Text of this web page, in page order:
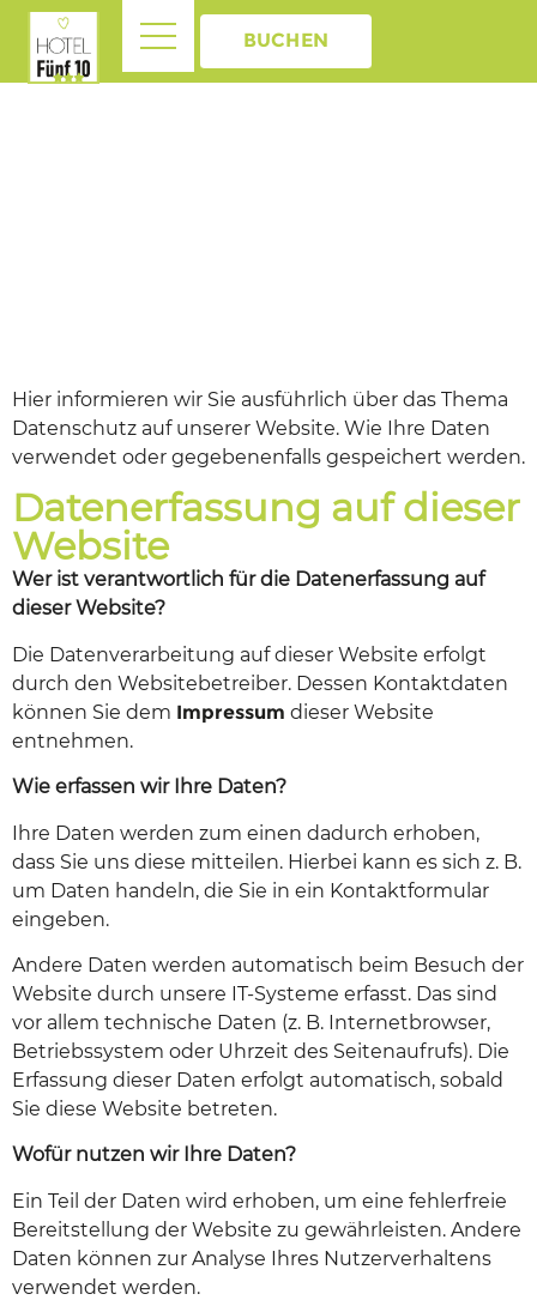
BUCHEN
Hier informieren wir Sie ausführlich über das Thema
Datenschutz auf unserer Website. Wie Ihre Daten
verwendet oder gegebenenfalls gespeichert werden.
Datenerfassung auf dieser
Website
Wer ist verantwortlich für die Datenerfassung auf
dieser Website?
Die Datenverarbeitung auf dieser Website erfolgt
durch den Websitebetreiber. Dessen Kontaktdaten
können Sie dem Impressum dieser Website
entnehmen.
Wie erfassen wir Ihre Daten?
Ihre Daten werden zum einen dadurch erhoben,
dass Sie uns diese mitteilen. Hierbei kann es sich z. B.
um Daten handeln, die Sie in ein Kontaktformular
eingeben.
Andere Daten werden automatisch beim Besuch der
Website durch unsere IT-Systeme erfasst. Das sind
vor allem technische Daten (z. B. Internetbrowser,
Betriebssystem oder Uhrzeit des Seitenaufrufs). Die
Erfassung dieser Daten erfolgt automatisch, sobald
Sie diese Website betreten.
Wofür nutzen wir Ihre Daten?
Ein Teil der Daten wird erhoben, um eine fehlerfreie
Bereitstellung der Website zu gewährleisten. Andere
Daten können zur Analyse Ihres Nutzerverhaltens
verwendet werden.